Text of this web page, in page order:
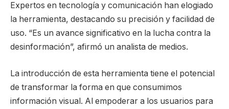
Expertos en tecnología y comunicación han elogiado
la herramienta, destacando su precisión y facilidad de
uso. “Es un avance significativo en la lucha contra la
desinformación”, afirmó un analista de medios.
La introducción de esta herramienta tiene el potencial
de transformar la forma en que consumimos
información visual. Al empoderar a los usuarios para